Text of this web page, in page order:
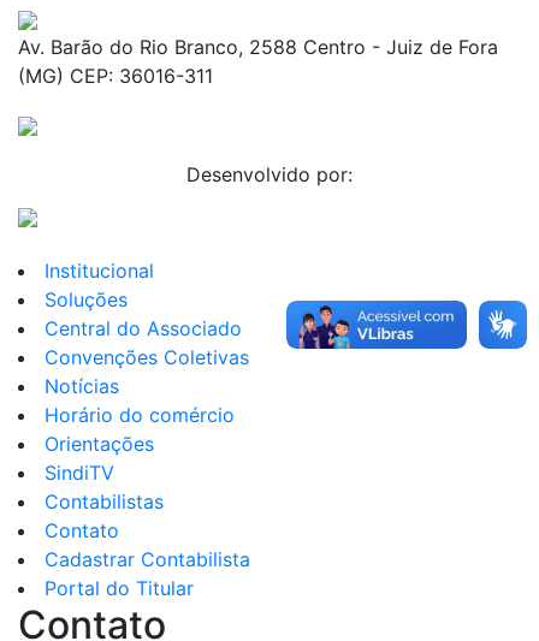
Av. Barão do Rio Branco, 2588 Centro - Juiz de Fora
(MG) CEP: 36016-311
Desenvolvido por:
Institucional
Soluções
Central do Associado
Convenções Coletivas
Notícias
Horário do comércio
Orientações
SindiTV
Contabilistas
Contato
Cadastrar Contabilista
Portal do Titular
Contato